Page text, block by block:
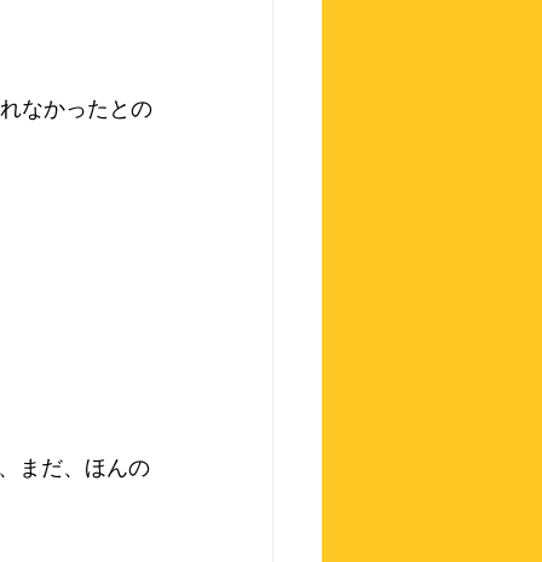
なかったとの
まだ、ほんの